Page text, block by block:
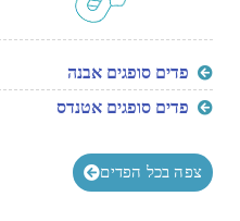
פדים סופגים אבנה
פדים סופגים אטנדס
צפה בכל הפדים